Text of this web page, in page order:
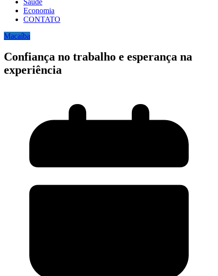
Economia
CONTATO
Macaíba
Confiança no trabalho e esperança na
experiência